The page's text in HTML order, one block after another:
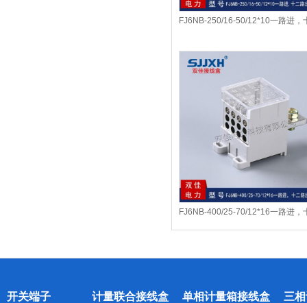
FJ6NB-250/16-50/12*10一路进，
FJ6NB-400/25-70/12*16一路进，
开关端子 计量联合接线盒 单相计量箱接线盒 三